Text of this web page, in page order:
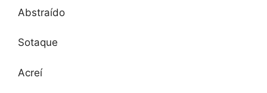
Abstraído
Sotaque
Acreí